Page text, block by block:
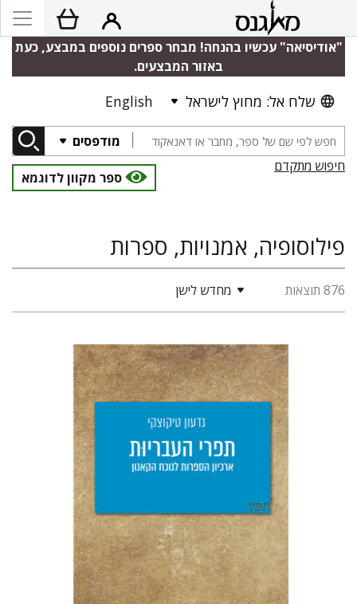
"אודיסיאה" עכשיו בהנחה! מבחר ספרים נוספים במבצע, כעת
באזור המבצעים.
שלח אל: מחוץ לישראל English
מודפסים
חיפוש מתקדם
ספר מקוון לדוגמא
פילוסופיה, אמנויות, ספרות
876 תוצאות מחדש לישן
גדעון טיקוצקי
הנחת אתר ספר מודפס